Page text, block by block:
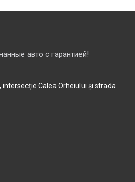
авто с гарантией!
intersecție Calea Orheiului și strada